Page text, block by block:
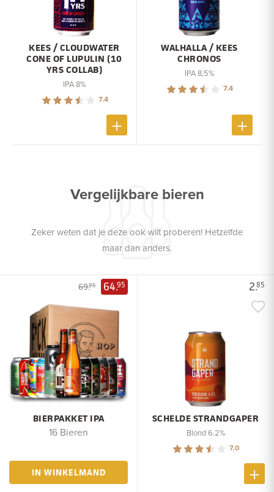
KEES / CLOUDWATER
CONE OF LUPULIN (10
YRS COLLAB)
IPA 8%
7.4
WALHALLA / KEES
CHRONOS
IPA 8,5%
7.4
Vergelijkbare bieren
Zeker weten dat je deze ook wilt proberen! Hetzelfde
maar dan anders.
69.95 64.95
BIERPAKKET IPA
16 Bieren
IN WINKELMAND
2.85
SCHELDE STRANDGAPER
Blond 6.2%
7.0